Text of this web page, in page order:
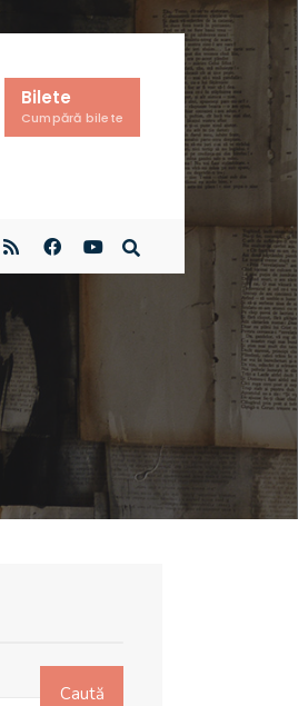
Bilete
Cumpără bilete
Caută